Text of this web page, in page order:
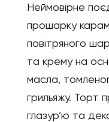
Неймовірне
прошарку
повітряного
та крему на
масла,
грильяжу. Торт
глазур’ю та